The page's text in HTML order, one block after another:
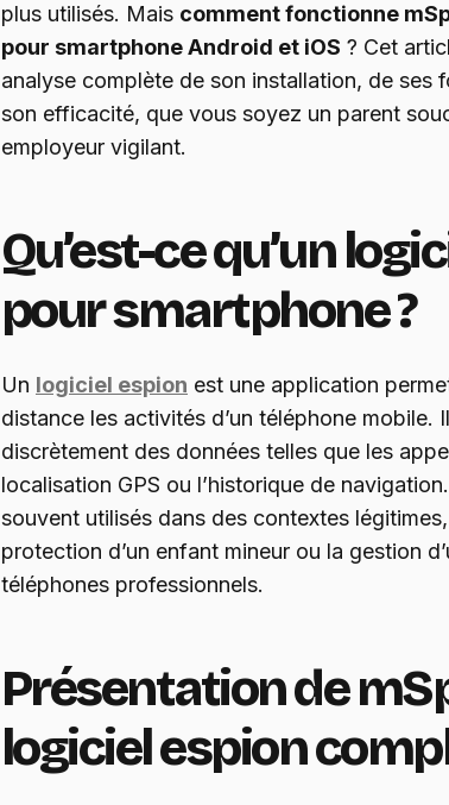
plus utilisés. Mais comment fonctionne
pour smartphone Android et iOS ? Cet
analyse complète de son installation, de ses
son efficacité, que vous soyez un parent
employeur vigilant.
Qu’est-ce qu’un
pour smartphone ?
Un logiciel espion est une application
distance les activités d’un téléphone mobile.
discrètement des données telles que les
localisation GPS ou l’historique de
souvent utilisés dans des contextes
protection d’un enfant mineur ou la gestion
téléphones professionnels.
Présentation de
logiciel espion